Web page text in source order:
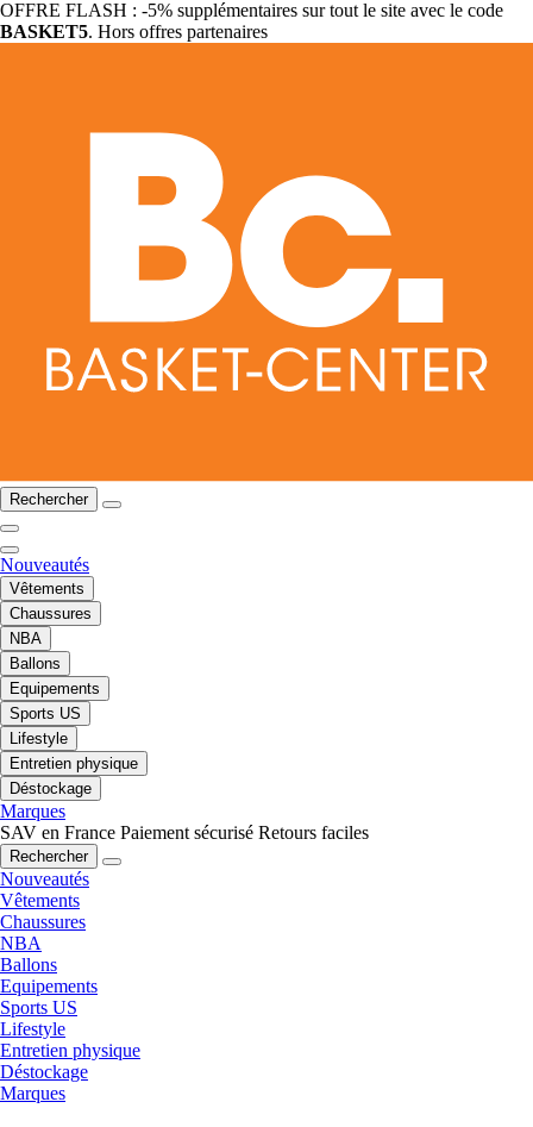
OFFRE FLASH : -5% supplémentaires sur tout le site avec le code
BASKET5. Hors offres partenaires
Rechercher
Nouveautés
Vêtements
Chaussures
NBA
Ballons
Equipements
Sports US
Lifestyle
Entretien physique
Déstockage
Marques
SAV en France Paiement sécurisé Retours faciles
Rechercher
Nouveautés
Vêtements
Chaussures
NBA
Ballons
Equipements
Sports US
Lifestyle
Entretien physique
Déstockage
Marques